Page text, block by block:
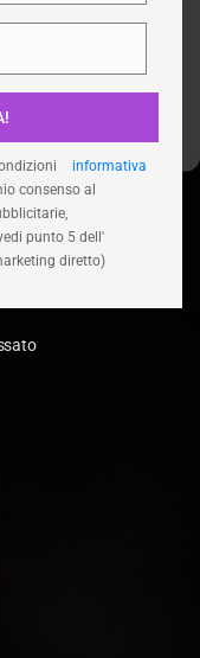
informativa
consenso al
punto 5 dell'
diretto)